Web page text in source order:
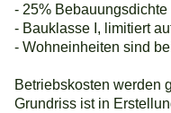
- 25% Bebauungsdichte
- Bauklasse I, limitiert
- Wohneinheiten sind
Betriebskosten werden
Grundriss ist in